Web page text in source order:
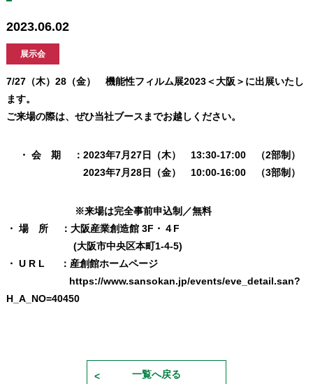
2023.06.02
展示会
7/27（木）28（金） 機能性フィルム展2023＜大阪＞に出展いたし
ます。
ご来場の際は、ぜひ当社ブースまでお越しください。
・ 会 期 ：2023年7月27日（木） 13:30-17:00 （2部制）
2023年7月28日（金） 10:00-16:00 （3部制）
※来場は完全事前申込制／無料
・ 場 所 ：大阪産業創造館 3F・４F
(大阪市中央区本町1-4-5)
・ U R L ：産創館ホームページ
https://www.sansokan.jp/events/eve_detail.san?
H_A_NO=40450
一覧へ戻る